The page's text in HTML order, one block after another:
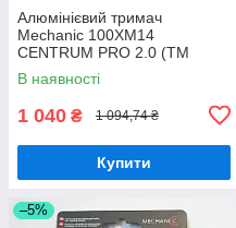
Алюмінієвий тримач
Mechanic 100XM14
CENTRUM PRO 2.0 (ТМ
Mechanic)
В наявності
1 040 ₴ 1 094,74 ₴
Купити
–5%